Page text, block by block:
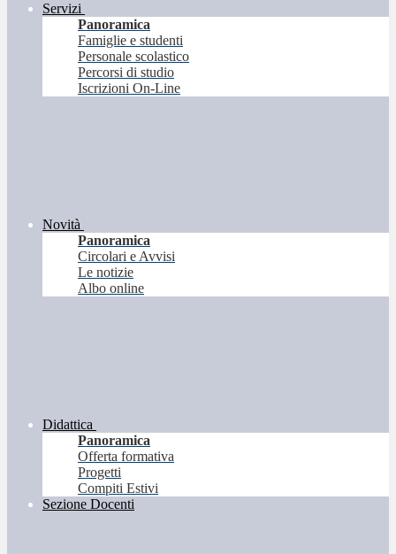
Servizi
Panoramica
Famiglie e studenti
Personale scolastico
Percorsi di studio
Iscrizioni On-Line
Novità
Panoramica
Circolari e Avvisi
Le notizie
Albo online
Didattica
Panoramica
Offerta formativa
Progetti
Compiti Estivi
Sezione Docenti